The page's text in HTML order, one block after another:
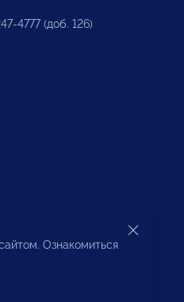
4777 (доб. 126)
Ознакомиться